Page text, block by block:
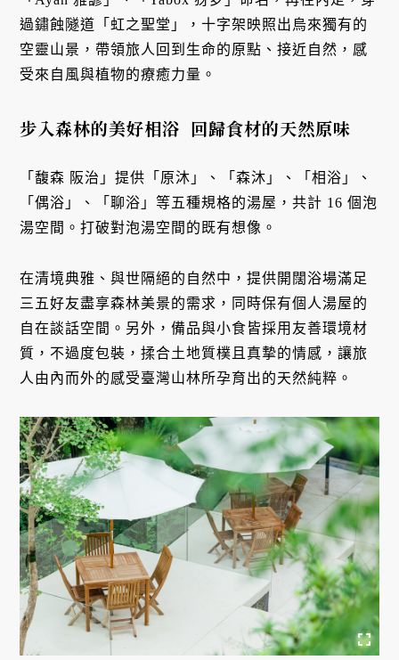
過鏽蝕隧道「虹之聖堂」，十字架映照出烏來獨有的
空靈山景，帶領旅人回到生命的原點、接近自然，感
受來自風與植物的療癒力量。
步入森林的美好相浴 回歸食材的天然原味
「馥森 阪治」提供「原沐」、「森沐」、「相浴」、
「偶浴」、「聊浴」等五種規格的湯屋，共計 16 個泡
湯空間。打破對泡湯空間的既有想像。
在清境典雅、與世隔絕的自然中，提供開闊浴場滿足
三五好友盡享森林美景的需求，同時保有個人湯屋的
自在談話空間。另外，備品與小食皆採用友善環境材
質，不過度包裝，揉合⼟地質樸且真摯的情感，讓旅
人由內⽽外的感受臺灣⼭林所孕育出的天然純粹。